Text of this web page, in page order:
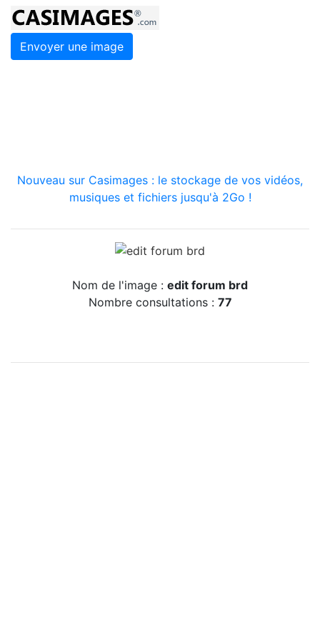
Envoyer une image
Nouveau sur Casimages : le stockage de vos vidéos,
musiques et fichiers jusqu'à 2Go !
Nom de l'image : edit forum brd
Nombre consultations : 77